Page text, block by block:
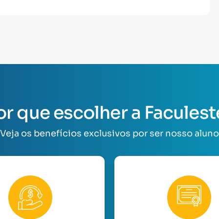
que escolher a
Veja os benefícios exclusivos por ser nosso aluno